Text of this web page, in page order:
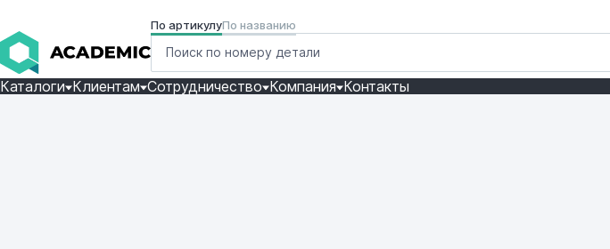
По артикулуПо названию
Каталоги Клиентам Сотрудничество Компания Контакты